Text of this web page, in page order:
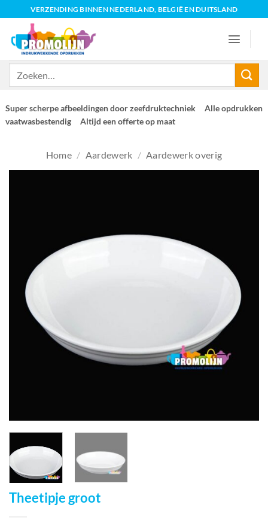
naar
inhoud
VERZENDING BINNEN NEDERLAND, BELGIË EN DUITSLAND
Super scherpe afbeeldingen door zeefdruktechniek Alle opdrukken
vaatwasbestendig Altijd een offerte op maat
Home / Aardewerk / Aardewerk overig
Theetipje groot